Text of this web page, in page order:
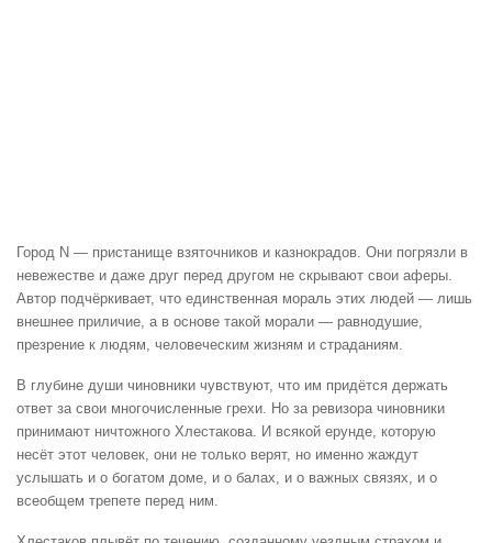
Город N — пристанище взяточников и казнокрадов. Они погрязли в
невежестве и даже друг перед другом не скрывают свои аферы.
Автор подчёркивает, что единственная мораль этих людей — лишь
внешнее приличие, а в основе такой морали — равнодушие,
презрение к людям, человеческим жизням и страданиям.
В глубине души чиновники чувствуют, что им придётся держать
ответ за свои многочисленные грехи. Но за ревизора чиновники
принимают ничтожного Хлестакова. И всякой ерунде, которую
несёт этот человек, они не только верят, но именно жаждут
услышать и о богатом доме, и о балах, и о важных связях, и о
всеобщем трепете перед ним.